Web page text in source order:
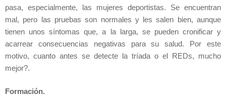
pasa, especialmente, las mujeres deportistas. Se encuentran
mal, pero las pruebas son normales y les salen bien, aunque
tienen unos síntomas que, a la larga, se pueden cronificar y
acarrear consecuencias negativas para su salud. Por este
motivo, cuanto antes se detecte la tríada o el REDs, mucho
mejor?.
Formación.